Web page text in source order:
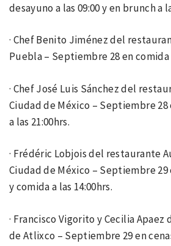
desayuno a las 09:00 y en brunch a
· Chef Benito Jiménez del
Puebla – Septiembre 28 en comida
· Chef José Luis Sánchez del
Ciudad de México – Septiembre 28
a las 21:00hrs.
· Frédéric Lobjois del restaurante
Ciudad de México – Septiembre 29
y comida a las 14:00hrs.
· Francisco Vigorito y Cecilia
de Atlixco – Septiembre 29 en